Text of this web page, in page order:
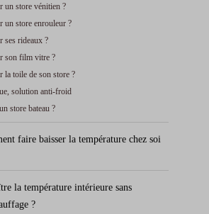
un store vénitien ?
un store enrouleur ?
ses rideaux ?
son film vitre ?
la toile de son store ?
solution anti-froid
store bateau ?
faire baisser la température chez soi
la température intérieure sans
?